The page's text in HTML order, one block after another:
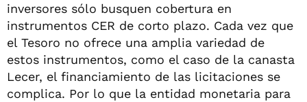
inversores sólo busquen cobertura en
instrumentos CER de corto plazo. Cada vez que
el Tesoro no ofrece una amplia variedad de
estos instrumentos, como el caso de la canasta
Lecer, el financiamiento de las licitaciones se
complica. Por lo que la entidad monetaria para